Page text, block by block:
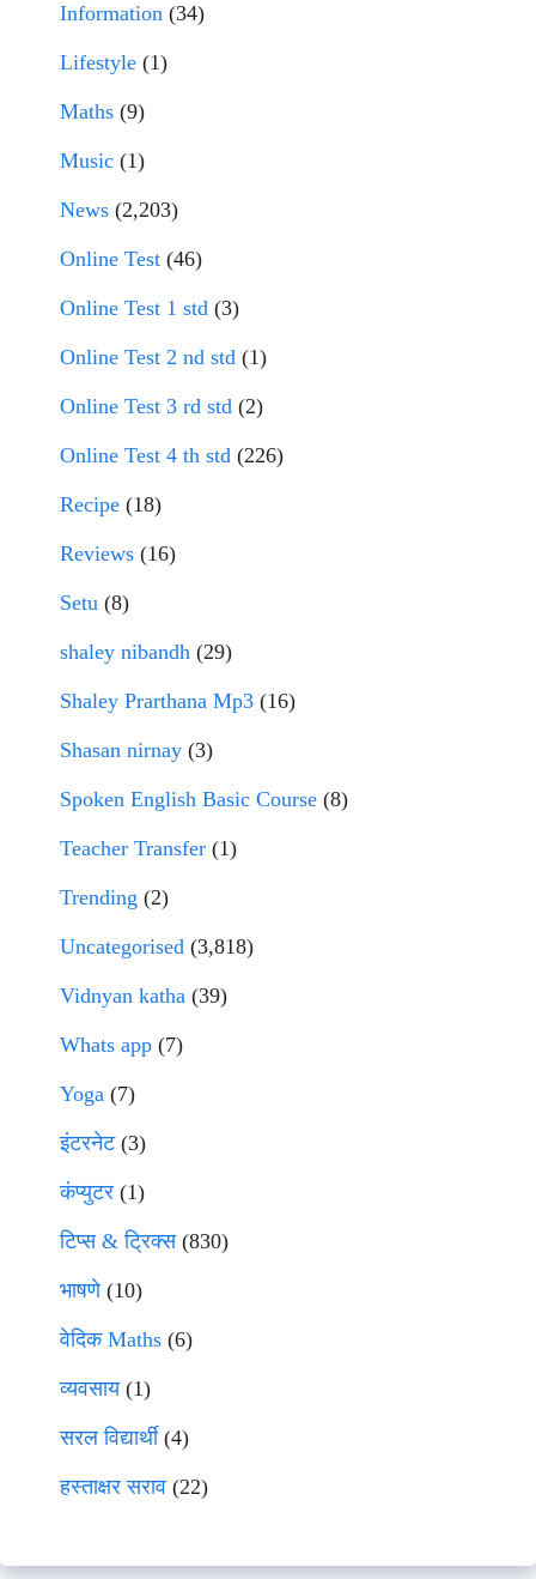
Information (34)
Lifestyle (1)
Maths (9)
Music (1)
News (2,203)
Online Test (46)
Online Test 1 std (3)
Online Test 2 nd std (1)
Online Test 3 rd std (2)
Online Test 4 th std (226)
Recipe (18)
Reviews (16)
Setu (8)
shaley nibandh (29)
Shaley Prarthana Mp3 (16)
Shasan nirnay (3)
Spoken English Basic Course (8)
Teacher Transfer (1)
Trending (2)
Uncategorised (3,818)
Vidnyan katha (39)
Whats app (7)
Yoga (7)
इंटरनेट(3)
कंप्युटर (1)
टिप्स & ट्रिक्स(830)
भाषणे(10)
वेदिक Maths (6)
व्यवसाय(1)
सरल विद्यार्थी(4)
हस्ताक्षर सराव (22)